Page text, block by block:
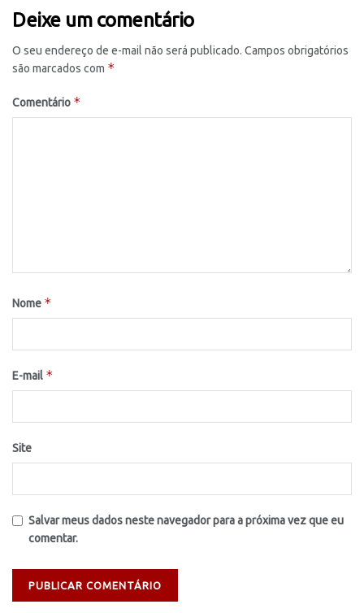
Deixe um comentário
O seu endereço de e-mail não será publicado. Campos obrigatórios
são marcados com *
Comentário *
Nome *
E-mail *
Site
Salvar meus dados neste navegador para a próxima vez que eu
comentar.